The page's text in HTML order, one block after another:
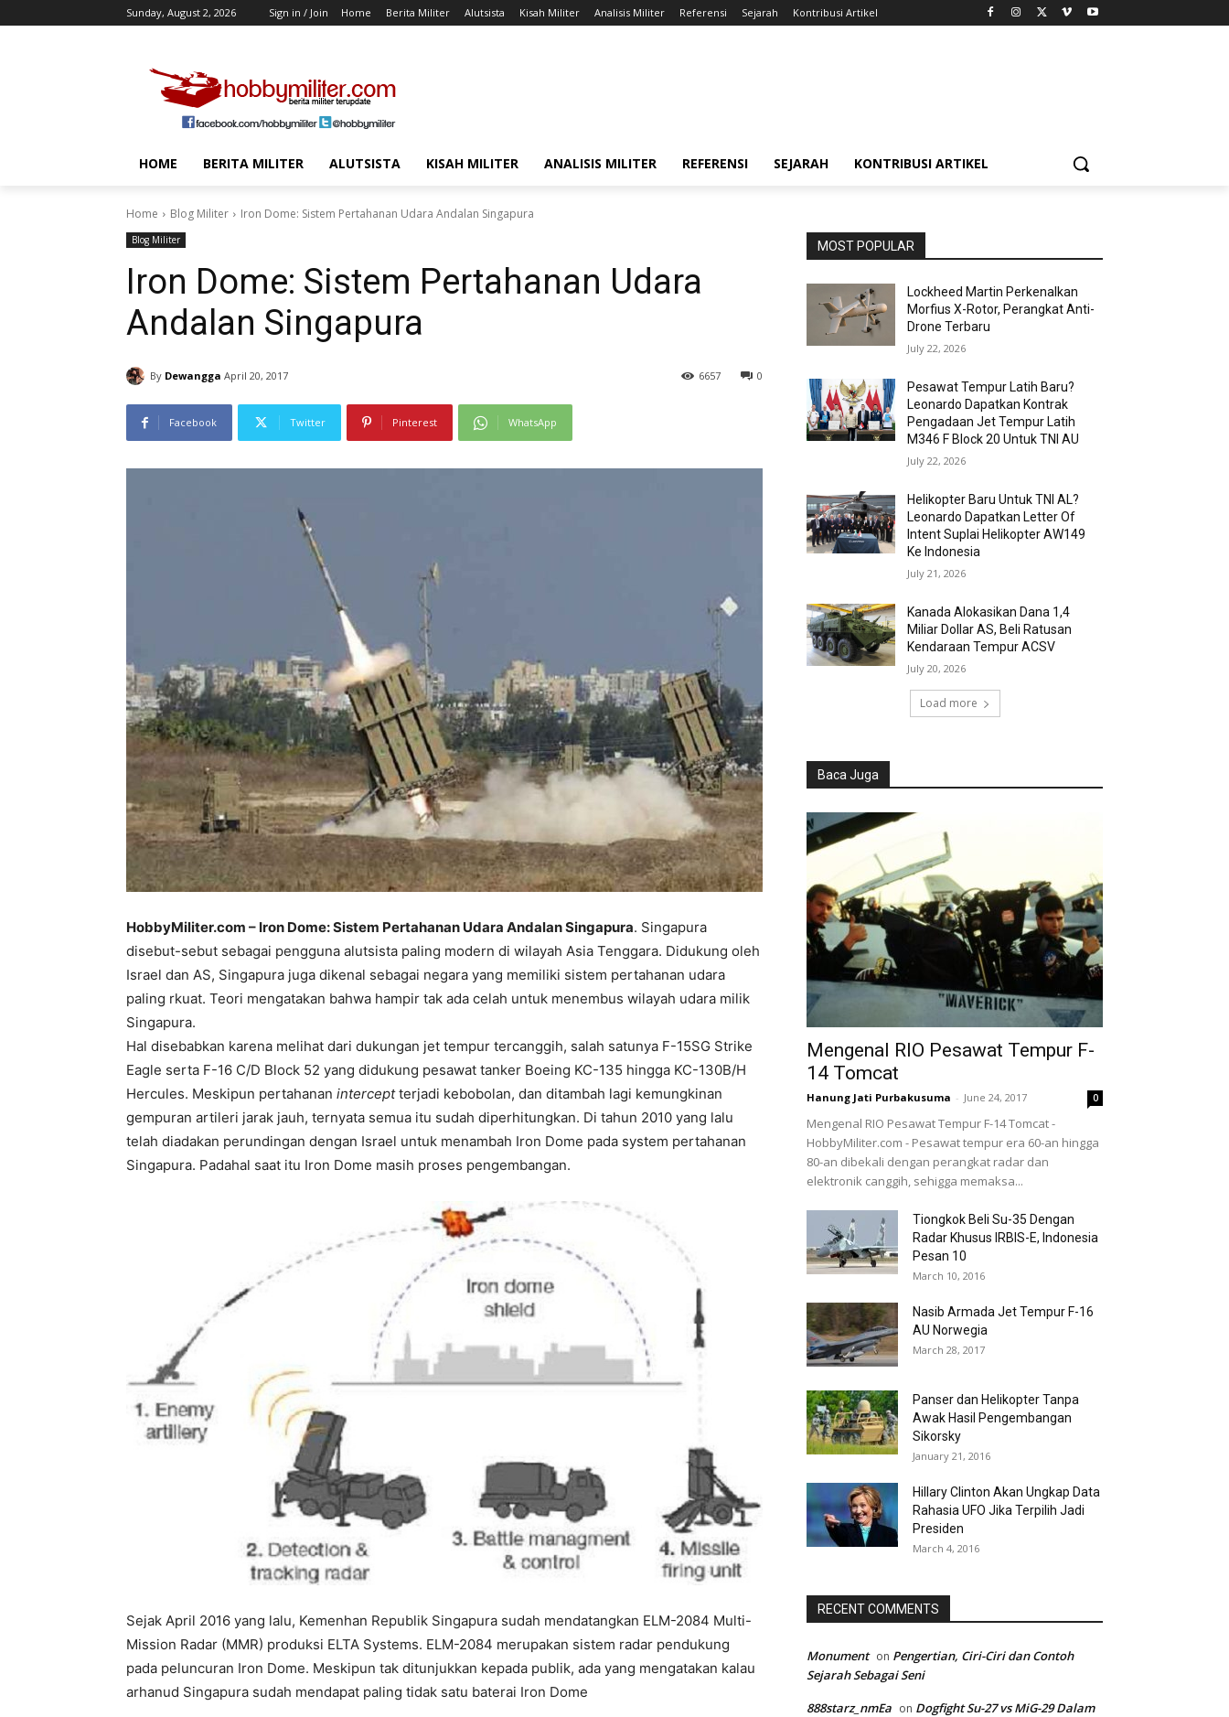
Sunday, August 2, 2026 Sign in / Join Home Berita Militer Alutsista Kisah Militer Analisis Militer Referensi Sejarah Kontribusi Artikel
HOME BERITA MILITER ALUTSISTA KISAH MILITER ANALISIS MILITER REFERENSI SEJARAH KONTRIBUSI ARTIKEL
Home Blog Militer Iron Dome: Sistem Pertahanan Udara Andalan Singapura
Blog Militer
Iron Dome: Sistem Pertahanan Udara
Andalan Singapura
By Dewangga April 20, 2017 0
6657
Facebook Twitter Pinterest WhatsApp
HobbyMiliter.com – Iron Dome: Sistem Pertahanan Udara Andalan Singapura. Singapura
disebut-sebut sebagai pengguna alutsista paling modern di wilayah Asia Tenggara. Didukung oleh
Israel dan AS, Singapura juga dikenal sebagai negara yang memiliki sistem pertahanan udara
paling rkuat. Teori mengatakan bahwa hampir tak ada celah untuk menembus wilayah udara milik
Singapura.
Hal disebabkan karena melihat dari dukungan jet tempur tercanggih, salah satunya F-15SG Strike
Eagle serta F-16 C/D Block 52 yang didukung pesawat tanker Boeing KC-135 hingga KC-130B/H
Hercules. Meskipun pertahanan interceptterjadi kebobolan, dan ditambah lagi kemungkinan
gempuran artileri jarak jauh, ternyata semua itu sudah diperhitungkan. Di tahun 2010 yang lalu
telah diadakan perundingan dengan Israel untuk menambah Iron Dome pada system pertahanan
Singapura. Padahal saat itu Iron Dome masih proses pengembangan.
Sejak April 2016 yang lalu, Kemenhan Republik Singapura sudah mendatangkan ELM-2084 Multi-
Mission Radar (MMR) produksi ELTA Systems. ELM-2084 merupakan sistem radar pendukung
pada peluncuran Iron Dome. Meskipun tak ditunjukkan kepada publik, ada yang mengatakan kalau
arhanud Singapura sudah mendapat paling tidak satu baterai Iron Dome
MOST POPULAR
Lockheed Martin Perkenalkan
Morfius X-Rotor, Perangkat Anti-
Drone Terbaru
July 22, 2026
Pesawat Tempur Latih Baru?
Leonardo Dapatkan Kontrak
Pengadaan Jet Tempur Latih
M346 F Block 20 Untuk TNI AU
July 22, 2026
Helikopter Baru Untuk TNI AL?
Leonardo Dapatkan Letter Of
Intent Suplai Helikopter AW149
Ke Indonesia
July 21, 2026
Kanada Alokasikan Dana 1,4
Miliar Dollar AS, Beli Ratusan
Kendaraan Tempur ACSV
July 20, 2026
Load more
Baca Juga
Mengenal RIO Pesawat Tempur F-
14 Tomcat
Hanung Jati Purbakusuma - June 24, 2017 0
Mengenal RIO Pesawat Tempur F-14 Tomcat -
HobbyMiliter.com - Pesawat tempur era 60-an hingga
80-an dibekali dengan perangkat radar dan
elektronik canggih, sehigga memaksa...
Tiongkok Beli Su-35 Dengan
Radar Khusus IRBIS-E, Indonesia
Pesan 10
March 10, 2016
Nasib Armada Jet Tempur F-16
AU Norwegia
March 28, 2017
Panser dan Helikopter Tanpa
Awak Hasil Pengembangan
Sikorsky
January 21, 2016
Hillary Clinton Akan Ungkap Data
Rahasia UFO Jika Terpilih Jadi
Presiden
March 4, 2016
RECENT COMMENTS
Monument on Pengertian, Ciri-Ciri dan Contoh
Sejarah Sebagai Seni
888starz_nmEa on Dogfight Su-27 vs MiG-29 Dalam